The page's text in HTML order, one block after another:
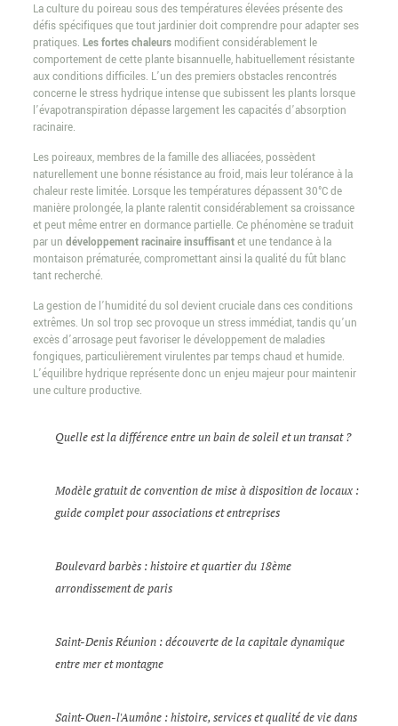
La culture du poireau sous des températures élevées présente des
défis spécifiques que tout jardinier doit comprendre pour adapter ses
pratiques. Les fortes chaleursmodifient considérablement le
comportement de cette plante bisannuelle, habituellement résistante
aux conditions difficiles. L’un des premiers obstacles rencontrés
concerne le stress hydrique intense que subissent les plants lorsque
l’évapotranspiration dépasse largement les capacités d’absorption
racinaire.
Les poireaux, membres de la famille des alliacées, possèdent
naturellement une bonne résistance au froid, mais leur tolérance à la
chaleur reste limitée. Lorsque les températures dépassent 30°C de
manière prolongée, la plante ralentit considérablement sa croissance
et peut même entrer en dormance partielle. Ce phénomène se traduit
par un développement racinaire insuffisantet une tendance à la
montaison prématurée, compromettant ainsi la qualité du fût blanc
tant recherché.
La gestion de l’humidité du sol devient cruciale dans ces conditions
extrêmes. Un sol trop sec provoque un stress immédiat, tandis qu’un
excès d’arrosage peut favoriser le développement de maladies
fongiques, particulièrement virulentes par temps chaud et humide.
L’équilibre hydrique représente donc un enjeu majeur pour maintenir
une culture productive.
Quelle est la différence entre un bain de soleil et un transat ?
Modèle gratuit de convention de mise à disposition de locaux :
guide complet pour associations et entreprises
Boulevard barbès : histoire et quartier du 18ème
arrondissement de paris
Saint-Denis Réunion : découverte de la capitale dynamique
entre mer et montagne
Saint-Ouen-l'Aumône : histoire, services et qualité de vie dans